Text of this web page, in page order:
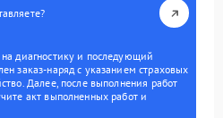
диагностику и последующий
заказ-наряд с указанием страховых
Далее, после выполнения работ
акт выполненных работ и